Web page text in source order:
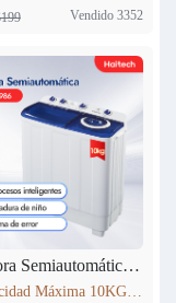
Vendido 3352
Lavadora Semiautomática 10KG XPB100-1986
1. Capacidad Máxima 10KG 2. Panel de control: pantalla de seda 3. Lavado y centrifugadopor separado 4. Peso neto: 24.5kg 5. Dimensiones del producto:807mm*476mm*997 mm